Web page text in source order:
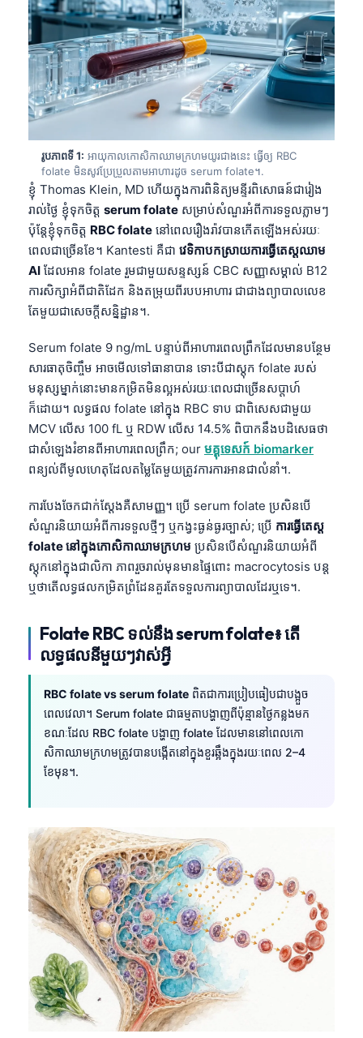
រូបភាពទី 1: អាយុកាលកោសិកាឈាមក្រហមយូរជាងនេះ ធ្វើឲ្យ RBC
folate មិនសូវប្រែប្រួលតាមអាហារដូច serum folate។.
ខ្ញុំ Thomas Klein, MD ហើយក្នុងការពិនិត្យមន្ទីរពិសោធន៍ជារៀង
រាល់ថ្ងៃ ខ្ញុំទុកចិត្ត serum folate សម្រាប់សំណួរអំពីការទទួលភ្លាមៗ
ប៉ុន្តែខ្ញុំទុកចិត្ត RBC folate នៅពេលរឿងរ៉ាវបានកើតឡើងអស់រយៈ
ពេលជាច្រើនខែ។ Kantesti គឺជា វេទិកាបកស្រាយការធ្វើតេស្តឈាម
AI ដែលអាន folate រួមជាមួយសន្ទស្សន៍ CBC សញ្ញាសម្គាល់ B12
ការសិក្សាអំពីជាតិដែក និងតម្រុយពីរបបអាហារ ជាជាងព្យាបាលលេខ
តែមួយជាសេចក្តីសន្និដ្ឋាន។.
Serum folate 9 ng/mL បន្ទាប់ពីអាហារពេលព្រឹកដែលមានបន្ថែម
សារធាតុចិញ្ចឹម អាចមើលទៅធានាបាន ទោះបីជាស្តុក folate របស់
មនុស្សម្នាក់នោះមានកម្រិតមិនល្អអស់រយៈពេលជាច្រើនសប្តាហ៍
ក៏ដោយ។ លទ្ធផល folate នៅក្នុង RBC ទាប ជាពិសេសជាមួយ
MCV លើស 100 fL ឬ RDW លើស 14.5% ពិបាកនឹងបដិសេធថា
ជាសំឡេងរំខានពីអាហារពេលព្រឹក; our មគ្គុទេសក៍ biomarker
ពន្យល់ពីមូលហេតុដែលតម្លៃតែមួយត្រូវការការអានជាលំនាំ។.
ការបែងចែកជាក់ស្តែងគឺសាមញ្ញ។ ប្រើ serum folate ប្រសិនបើ
សំណួរនិយាយអំពីការទទួលថ្មីៗ ឬកង្វះធ្ងន់ធ្ងរច្បាស់; ប្រើ ការធ្វើតេស្ត
folate នៅក្នុងកោសិកាឈាមក្រហម ប្រសិនបើសំណួរនិយាយអំពី
ស្តុកនៅក្នុងជាលិកា ភាពរួចរាល់មុនមានផ្ទៃពោះ macrocytosis បន្ត
ឬថាតើលទ្ធផលកម្រិតព្រំដែនគួរតែទទួលការព្យាបាលដែរឬទេ។.
Folate RBC ទល់នឹង serum folate៖ តើ
លទ្ធផលនីមួយៗវាស់អ្វី
RBC folate vs serum folate ពិតជាការប្រៀបធៀបជាបង្អួច
ពេលវេលា។ Serum folate ជាធម្មតាបង្ហាញពីប៉ុន្មានថ្ងៃកន្លងមក
ខណៈដែល RBC folate បង្ហាញ folate ដែលមាននៅពេលកោ
សិកាឈាមក្រហមត្រូវបានបង្កើតនៅក្នុងខួរឆ្អឹងក្នុងរយៈពេល 2–4
ខែមុន។.